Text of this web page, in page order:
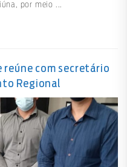
por meio ...
reúne com secretário
Regional